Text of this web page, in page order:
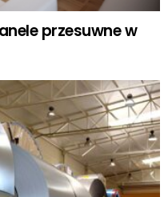
przesuwne w